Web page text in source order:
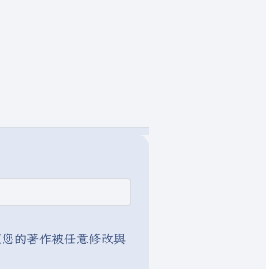
的著作被任意修改與